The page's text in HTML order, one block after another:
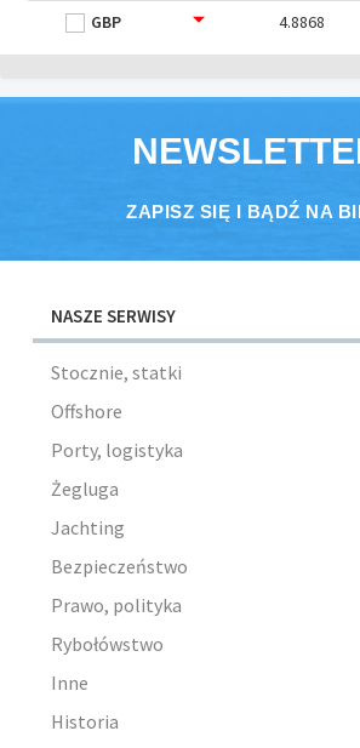
GBP
4.8868
ZAPISZ SIĘ I BĄDŹ NA
NASZE SERWISY
Stocznie, statki
Offshore
Porty, logistyka
Żegluga
Jachting
Bezpieczeństwo
Prawo, polityka
Rybołówstwo
Inne
Historia